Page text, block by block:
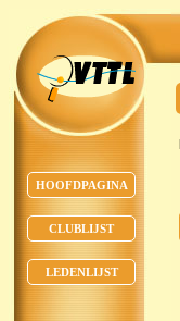
HOOFDPAGINA
CLUBLIJST
LEDENLIJST